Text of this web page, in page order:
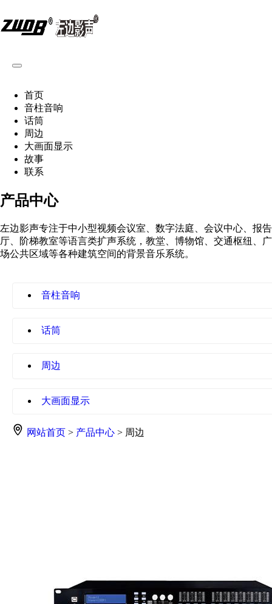
首页
音柱音响
话筒
周边
大画面显示
故事
联系
产品中心
左边影声专注于中小型视频会议室、数字法庭、会议中心、报告
厅、阶梯教室等语言类扩声系统，教堂、博物馆、交通枢纽、广
场公共区域等各种建筑空间的背景音乐系统。
音柱音响
话筒
周边
大画面显示
网站首页 > 产品中心 > 周边